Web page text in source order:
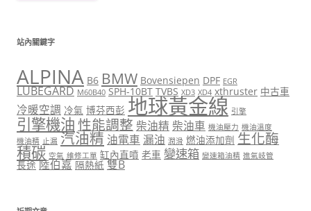
站內關鍵字
ALPINA B6 BMW Bovensiepen DPF EGR
LUBEGARD M60B40 SPH-10BT TVBS XD3 XD4 xthruster 中古車
冷暖空調 冷氣 博芬西彭 地球黃金線 引擎
引擎機油性能調整 柴油精 柴油車 機油壓力 機油溫度
機油精 止漏 汽油精 油電車 漏油 潤滑 燃油添加劑 生化酶
積碳 空氣 維修工單 缸內直噴 老車 變速箱 變速箱油精 進氣岐管
長途 陸伯嘉 隔熱紙 雙B